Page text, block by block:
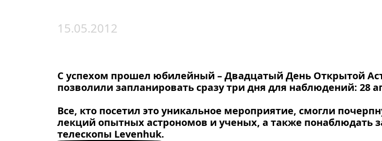
15.05.2012
С успехом прошел юбилейный –Двадцатый День Открытой
позволили запланировать сразу три дня для наблюдений: 28
Все, кто посетил это уникальное мероприятие, смогли
лекций опытных астрономов и ученых, а также понаблюдать
телескопы Levenhuk.